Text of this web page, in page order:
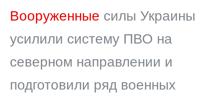
Вооруженные силы Украины
усилили систему ПВО на
северном направлении и
подготовили ряд военных